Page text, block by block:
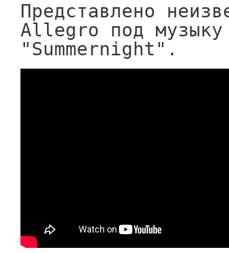
Представлено
Allegro под музыку
"Summernight".